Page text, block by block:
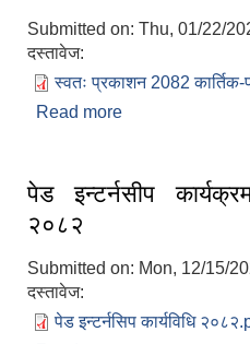
Submitted on: Thu, 01/22/
दस्तावेज:
स्वतः प्रकाशन 2082 कार्तिक-
Read more
पेड इन्टर्नसीप
२०८२
Submitted on: Mon, 12/15/
दस्तावेज:
पेड इन्टर्नसिप कार्यविधि